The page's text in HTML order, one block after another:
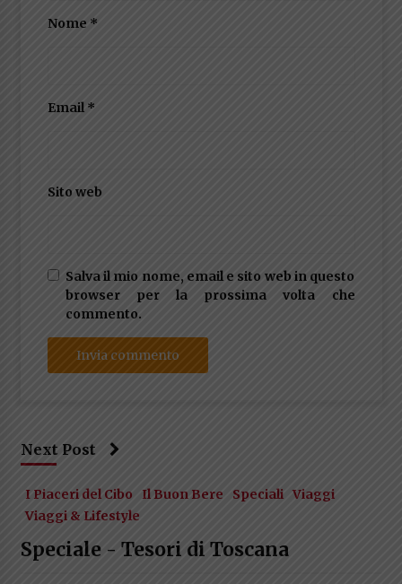
Nome *
Email *
Sito web
Salva il mio nome, email e sito web in questo
browser per la prossima volta che
commento.
Next Post
I Piaceri del Cibo Il Buon Bere Speciali Viaggi
Viaggi & Lifestyle
Speciale - Tesori di Toscana